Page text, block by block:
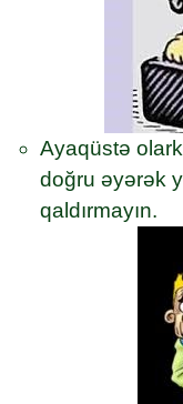
Ayaqüstə
doğru əyərək
qaldırmayın.